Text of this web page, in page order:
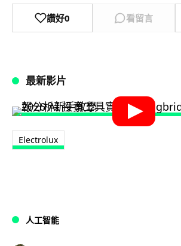
讚好0 看留言
最新影片
Electrolux
人工智能